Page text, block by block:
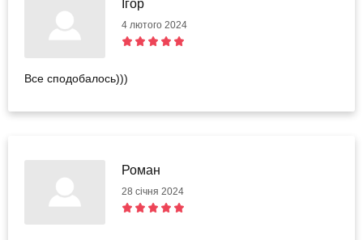
Ігор
4 лютого 2024
Все сподобалось)))
Роман
28 січня 2024